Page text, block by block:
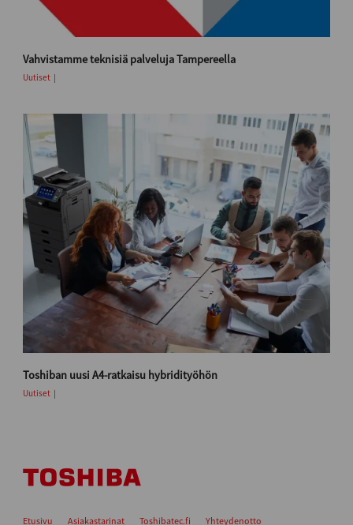
Vahvistamme teknisiä palveluja Tampereella
Uutiset
Toshiban uusi A4-ratkaisu hybridityöhön
Uutiset
Etusivu Asiakastarinat Toshibatec.fi Yhteydenotto